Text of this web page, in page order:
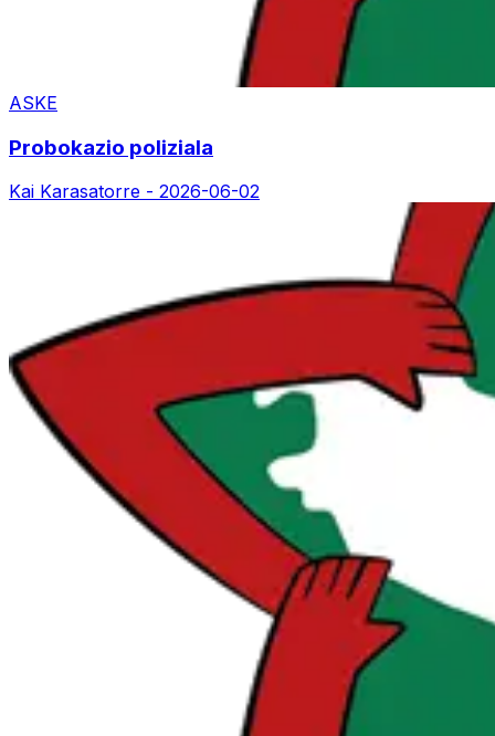
ASKE
Probokazio poliziala
Kai Karasatorre - 2026-06-02